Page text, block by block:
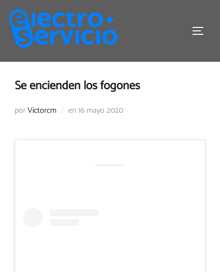
Saltar
contenido
Se encienden los fogones
porVictorcm enPublicado
16 mayo 2020